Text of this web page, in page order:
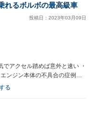
れるボルボの最高級車
投稿日： 2023年03 月09日
でアクセル踏めば意外と速い ・
ンジン本体の不具合の症例は
ない） ・きちんと整備された
ネルになっている。 ・ドアの
る